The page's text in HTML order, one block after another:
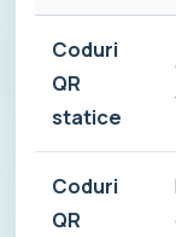
Coduri
QR
statice
Coduri
QR